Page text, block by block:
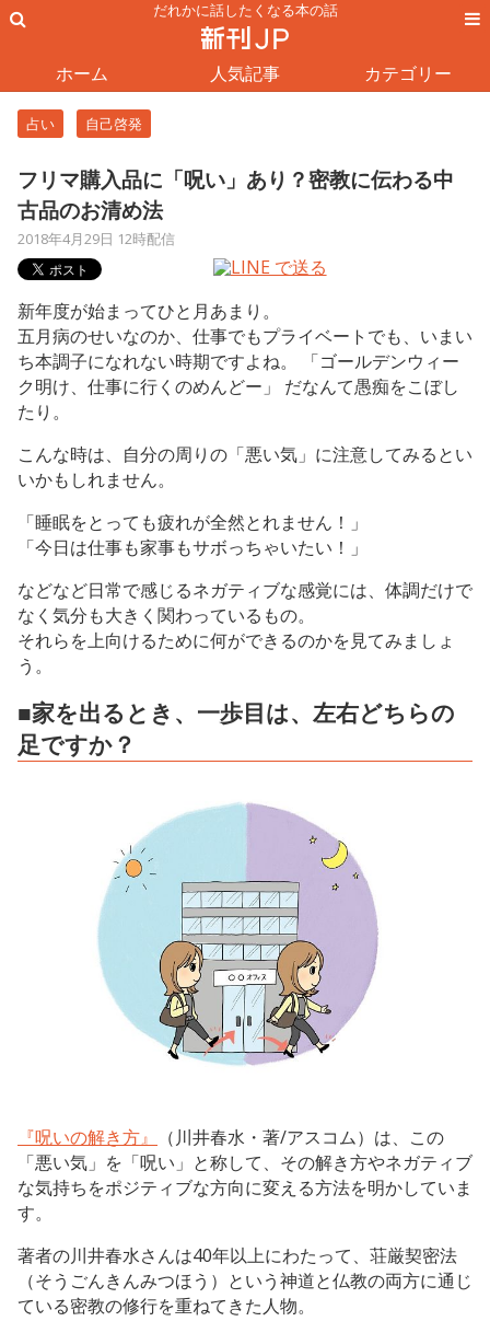
だれかに話したくなる本の話
ホーム 人気記事 カテゴリー
占い 自己啓発
フリマ購入品に「呪い」あり？密教に伝わる中
古品のお清め法
2018年4月29日 12時配信
新年度が始まってひと月あまり。
五月病のせいなのか、仕事でもプライベートでも、いまい
ち本調子になれない時期ですよね。 「ゴールデンウィー
ク明け、仕事に行くのめんどー」 だなんて愚痴をこぼし
たり。
こんな時は、自分の周りの「悪い気」に注意してみるとい
いかもしれません。
「睡眠をとっても疲れが全然とれません！」
「今日は仕事も家事もサボっちゃいたい！」
などなど日常で感じるネガティブな感覚には、体調だけで
なく気分も大きく関わっているもの。
それらを上向けるために何ができるのかを見てみましょ
う。
■家を出るとき、一歩目は、左右どちらの
足ですか？
『呪いの解き方』
（川井春水・著/アスコム）は、この
「悪い気」を「呪い」と称して、その解き方やネガティブ
な気持ちをポジティブな方向に変える方法を明かしていま
す。
著者の川井春水さんは40年以上にわたって、荘厳契密法
（そうごんきんみつほう）という神道と仏教の両方に通じ
ている密教の修行を重ねてきた人物。